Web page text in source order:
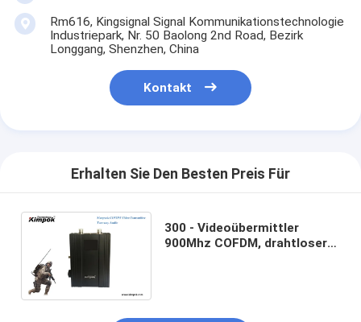
Rm616, Kingsignal Signal Kommunikationstechnologie
Industriepark, Nr. 50 Baolong 2nd Road, Bezirk
Longgang, Shenzhen, China
Kontakt
Erhalten Sie Den Besten Preis Für
300 - Videoübermittler
900Mhz COFDM, drahtloser